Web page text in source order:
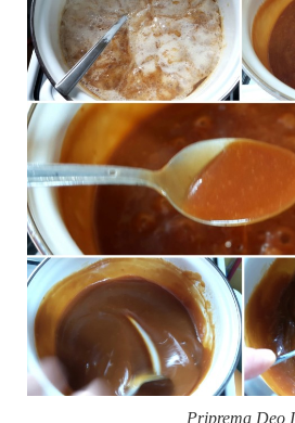
Priprema Deo